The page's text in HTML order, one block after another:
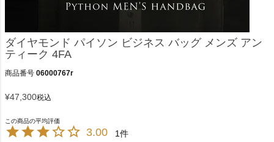
ダイヤモンド パイソン ビジネス バッグ メンズ アン
ティーク 4FA
商品番号 06000767r
¥47,300税込
3.00 1